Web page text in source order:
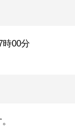
時00分